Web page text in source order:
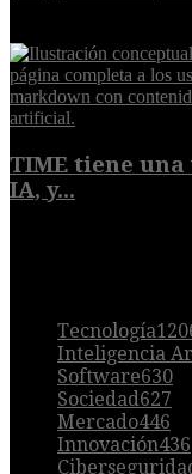
TIME tiene
IA, y...
Tecnología
Inteligencia
Software630
Sociedad627
Mercado446
Innovación436